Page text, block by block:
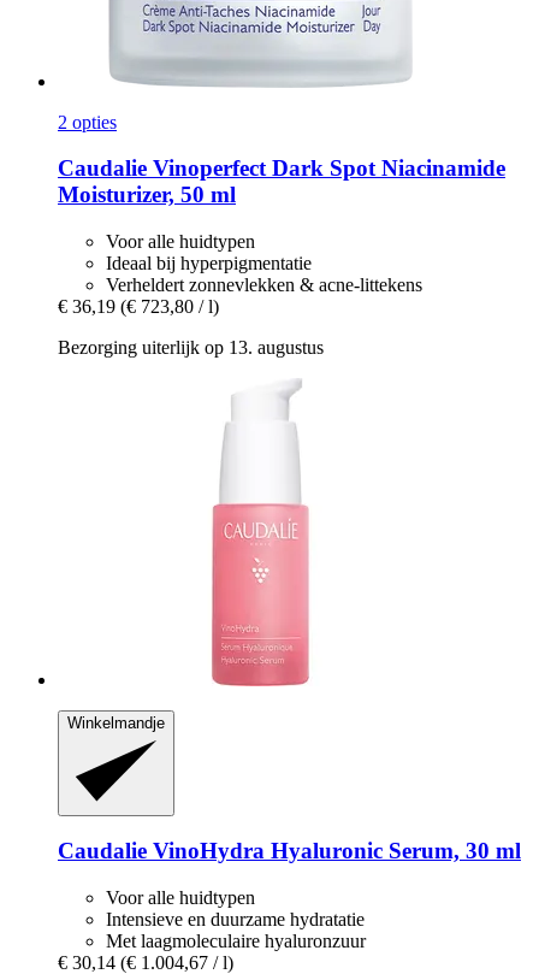
2 opties
Caudalie Vinoperfect Dark Spot Niacinamide
Moisturizer, 50 ml
Voor alle huidtypen
Ideaal bij hyperpigmentatie
Verheldert zonnevlekken & acne-littekens
€ 36,19 (€ 723,80 / l)
Bezorging uiterlijk op 13. augustus
Winkelmandje
Caudalie VinoHydra Hyaluronic Serum, 30 ml
Voor alle huidtypen
Intensieve en duurzame hydratatie
Met laagmoleculaire hyaluronzuur
€ 30,14 (€ 1.004,67 / l)